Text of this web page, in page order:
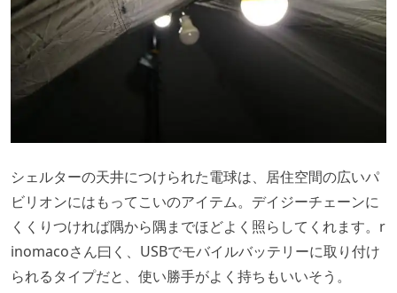
シェルターの天井につけられた電球は、居住空間の広いパ
ビリオンにはもってこいのアイテム。デイジーチェーンに
くくりつければ隅から隅までほどよく照らしてくれます。r
inomacoさん曰く、USBでモバイルバッテリーに取り付け
られるタイプだと、使い勝手がよく持ちもいいそう。